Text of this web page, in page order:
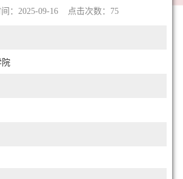
：2025-09-16 点击次数： 75
院